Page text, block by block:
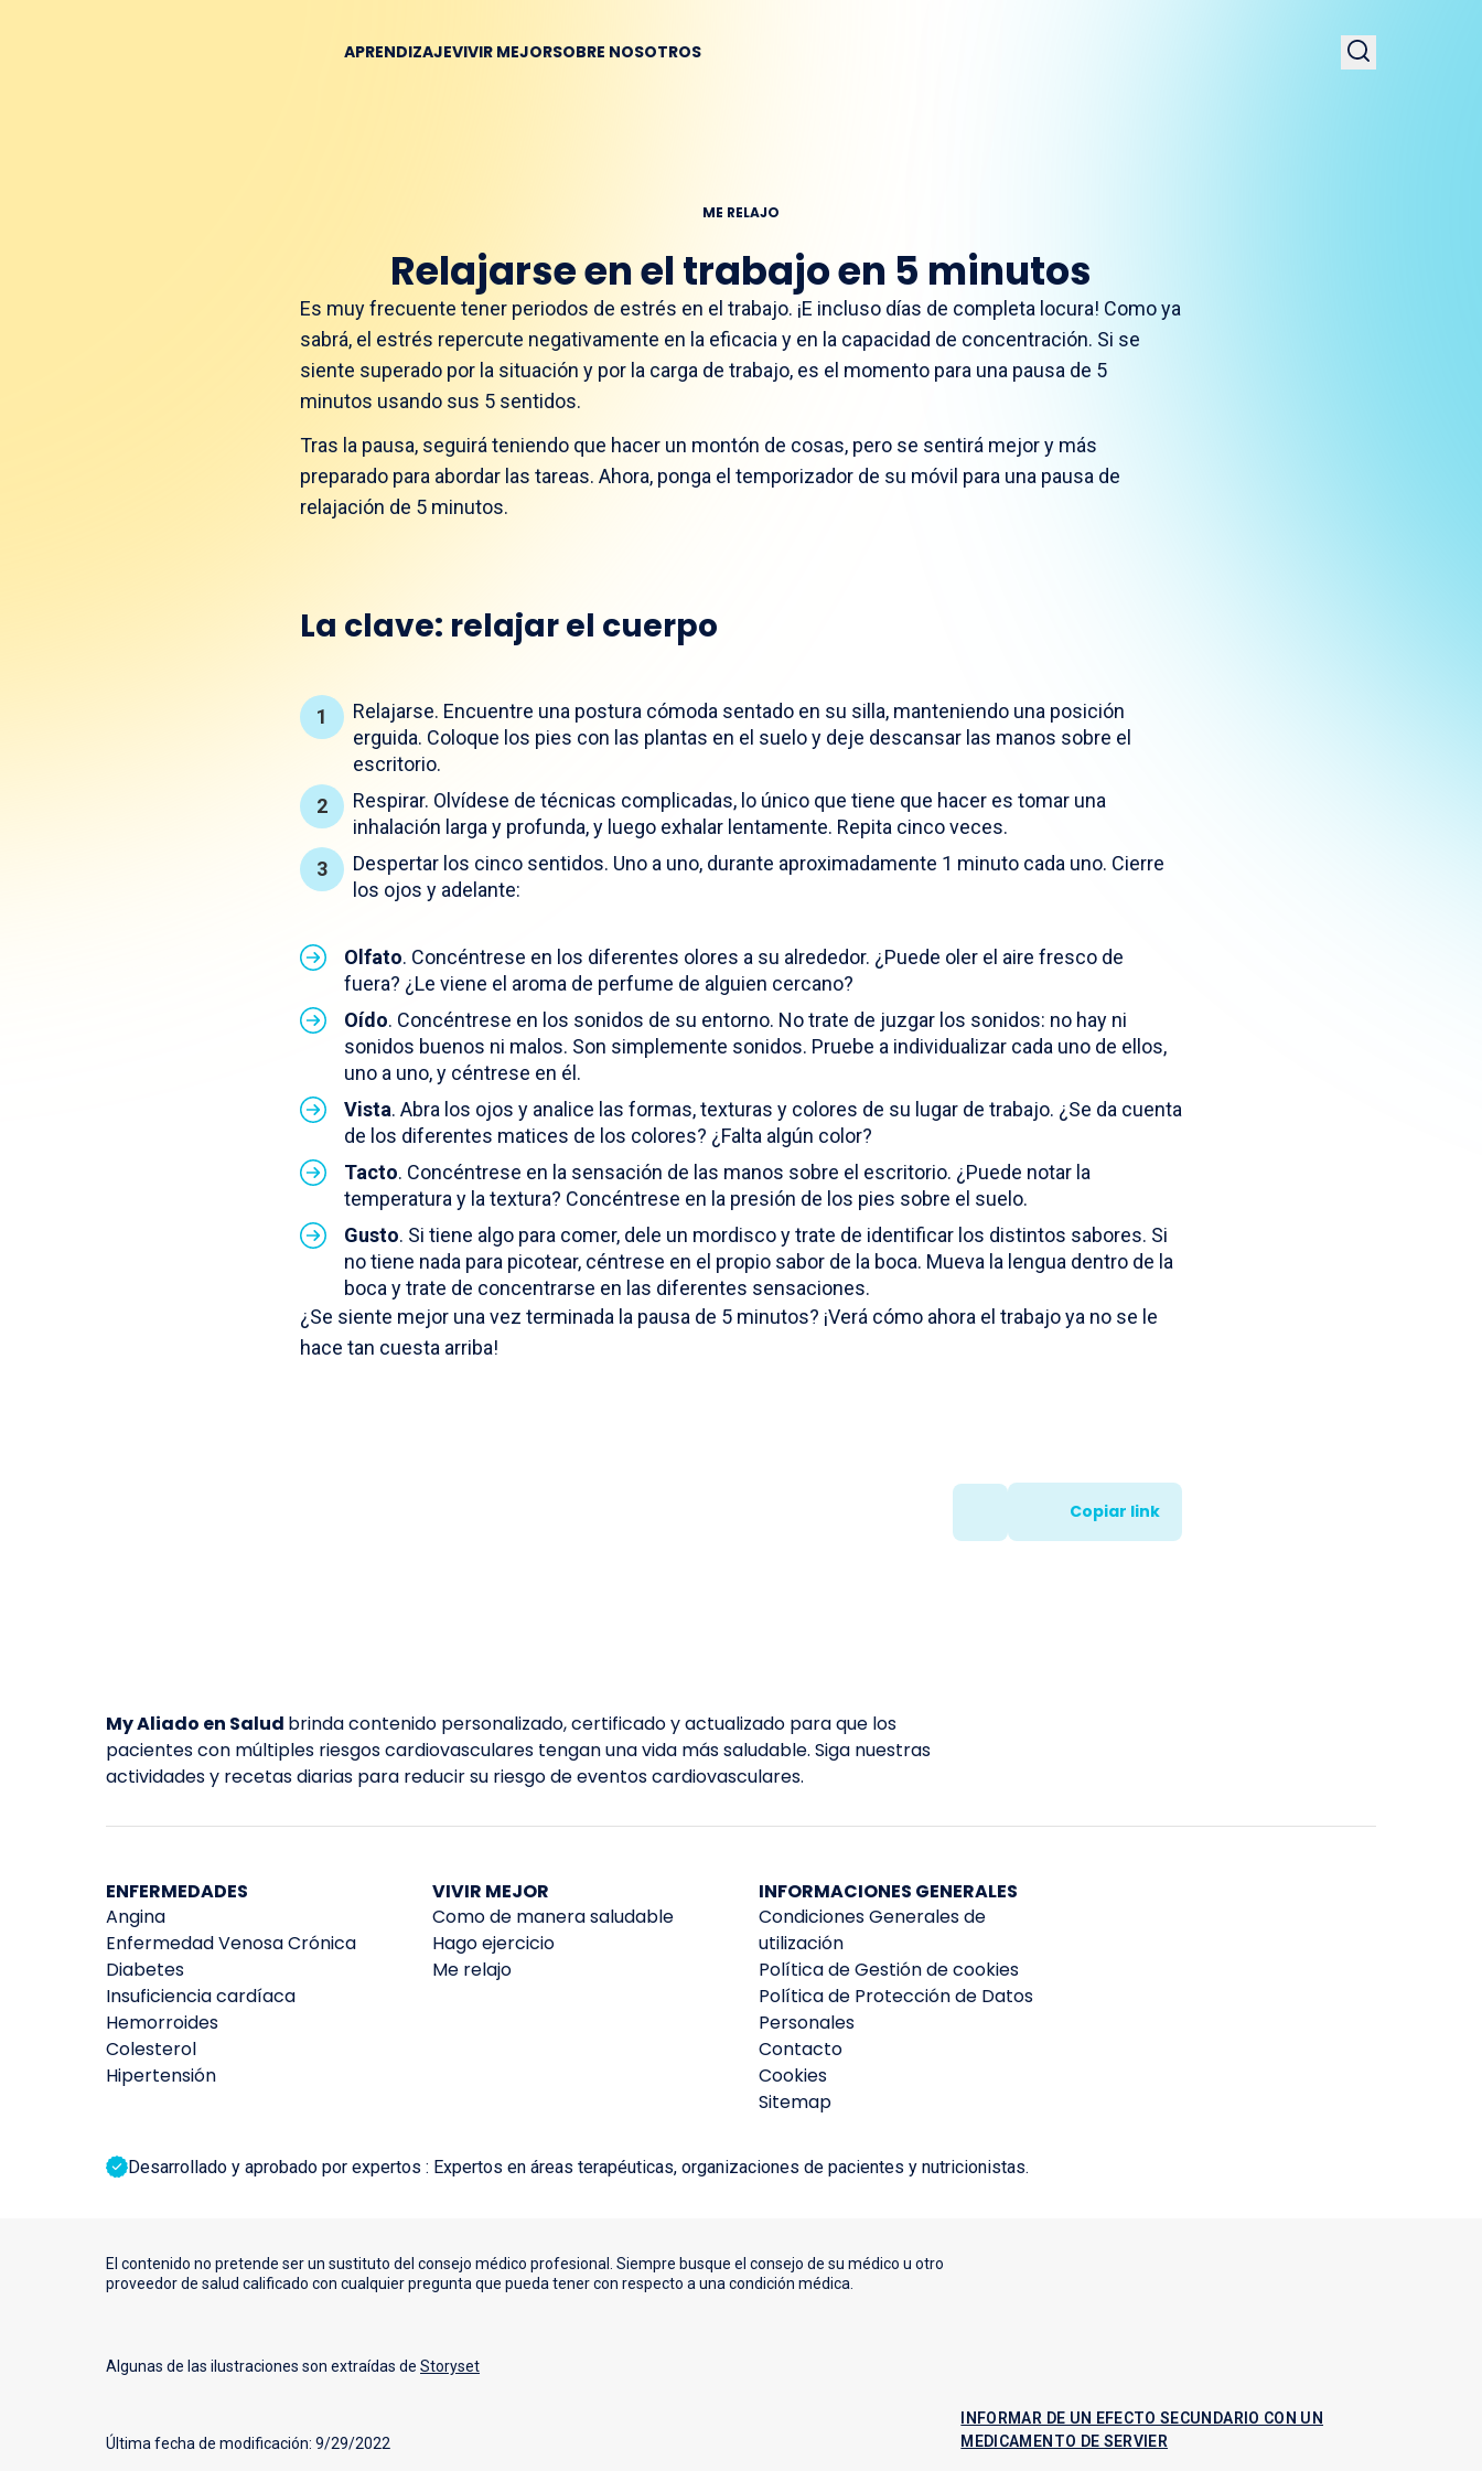
APRENDIZAJEVIVIR MEJORSOBRE NOSOTROS
ME RELAJO
Relajarse en el trabajo en 5 minutos
Es muy frecuente tener periodos de estrés en el trabajo. ¡E incluso días de completa locura! Como ya
sabrá, el estrés repercute negativamente en la eficacia y en la capacidad de concentración. Si se
siente superado por la situación y por la carga de trabajo, es el momento para una pausa de 5
minutos usando sus 5 sentidos.
Tras la pausa, seguirá teniendo que hacer un montón de cosas, pero se sentirá mejor y más
preparado para abordar las tareas. Ahora, ponga el temporizador de su móvil para una pausa de
relajación de 5 minutos.
La clave: relajar el cuerpo
Relajarse. Encuentre una postura cómoda sentado en su silla, manteniendo una posición
erguida. Coloque los pies con las plantas en el suelo y deje descansar las manos sobre el
escritorio.
Respirar. Olvídese de técnicas complicadas, lo único que tiene que hacer es tomar una
inhalación larga y profunda, y luego exhalar lentamente. Repita cinco veces.
Despertar los cinco sentidos. Uno a uno, durante aproximadamente 1 minuto cada uno. Cierre
los ojos y adelante:
Olfato. Concéntrese en los diferentes olores a su alrededor. ¿Puede oler el aire fresco de
fuera? ¿Le viene el aroma de perfume de alguien cercano?
Oído. Concéntrese en los sonidos de su entorno. No trate de juzgar los sonidos: no hay ni
sonidos buenos ni malos. Son simplemente sonidos. Pruebe a individualizar cada uno de ellos,
uno a uno, y céntrese en él.
Vista. Abra los ojos y analice las formas, texturas y colores de su lugar de trabajo. ¿Se da cuenta
de los diferentes matices de los colores? ¿Falta algún color?
Tacto. Concéntrese en la sensación de las manos sobre el escritorio. ¿Puede notar la
temperatura y la textura? Concéntrese en la presión de los pies sobre el suelo.
Gusto. Si tiene algo para comer, dele un mordisco y trate de identificar los distintos sabores. Si
no tiene nada para picotear, céntrese en el propio sabor de la boca. Mueva la lengua dentro de la
boca y trate de concentrarse en las diferentes sensaciones.
¿Se siente mejor una vez terminada la pausa de 5 minutos? ¡Verá cómo ahora el trabajo ya no se le
hace tan cuesta arriba!
Copiar link
My Aliado en Salud brinda contenido personalizado, certificado y actualizado para que los
pacientes con múltiples riesgos cardiovasculares tengan una vida más saludable. Siga nuestras
actividades y recetas diarias para reducir su riesgo de eventos cardiovasculares.
ENFERMEDADES
Angina
Enfermedad Venosa Crónica
Diabetes
Insuficiencia cardíaca
Hemorroides
Colesterol
Hipertensión
VIVIR MEJOR
Como de manera saludable
Hago ejercicio
Me relajo
INFORMACIONES GENERALES
Condiciones Generales de
utilización
Política de Gestión de cookies
Política de Protección de Datos
Personales
Contacto
Cookies
Sitemap
Desarrollado y aprobado por expertos : Expertos en áreas terapéuticas, organizaciones de pacientes y nutricionistas.
El contenido no pretende ser un sustituto del consejo médico profesional. Siempre busque el consejo de su médico u otro
proveedor de salud calificado con cualquier pregunta que pueda tener con respecto a una condición médica.
Algunas de las ilustraciones son extraídas de Storyset
Última fecha de modificación: 9/29/2022
INFORMAR DE UN EFECTO SECUNDARIO CON UN
MEDICAMENTO DE SERVIER